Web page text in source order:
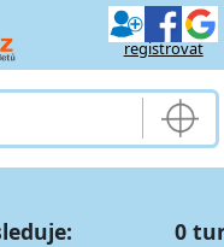
registrovat
0